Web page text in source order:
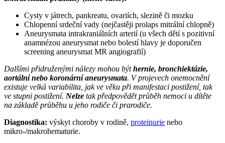
Cysty v játrech, pankreatu, ovariích, slezině či mozku
Chlopenní srdeční vady (nejčastěji prolaps mitrální chlopně)
Aneurysmata intrakraniálních arterií (u všech dětí s pozitivní
anamnézou aneurysmat nebo bolestí hlavy je doporučen
screening aneurysmat MR angiografií)
Dalšími přidruženými nálezy mohou býthernie, bronchiektázie,
aortální nebo koronární aneurysmata. V projevech onemocnění
existuje velká variabilita, jak ve věku při manifestaci postižení, tak
ve stupni postižení. Nelze tak předpovědět průběh nemoci u dítěte
na základě průběhu u jeho rodiče či prarodiče.
Diagnostika: výskyt choroby v rodině, proteinurie nebo
mikro-/makrohematurie.